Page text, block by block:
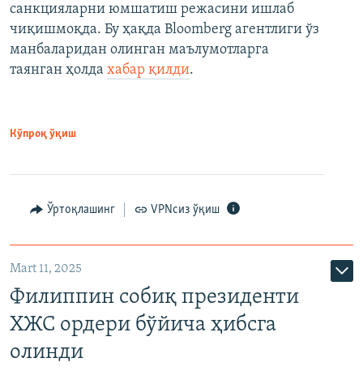
санкцияларни юмшатиш режасини ишлаб
чиқишмоқда. Бу ҳақда Bloomberg агентлиги ўз
манбаларидан олинган маълумотларга
таянган ҳолда хабар қилди.
Кўпроқ ўқиш
Ўртоқлашинг VPNсиз ўқиш
Mart 11, 2025
Филиппин собиқ президенти
ХЖС ордери бўйича ҳибсга
олинди